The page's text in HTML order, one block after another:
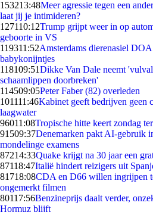
153213:48Meer agressie tegen een
laat jij je intimideren?
127110:12Trump grijpt weer in op
geboorte in VS
119311:52Amsterdams dierenasiel
babykonijntjes
118109:51Dikke Van Dale neemt
schaamlippen doorbreken'
114509:05Peter Faber (82) overleden
101111:46Kabinet geeft bedrijven geen
laagwater
96011:08Tropische hitte keert zondag
91509:37Denemarken pakt AI-gebruik
mondelinge examens
87214:33Quake krijgt na 30 jaar een
87118:47Italië hindert reizigers uit
81718:08CDA en D66 willen ingrijpen
ongemerkt filmen
80117:56Benzineprijs daalt verder,
Hormuz blijft